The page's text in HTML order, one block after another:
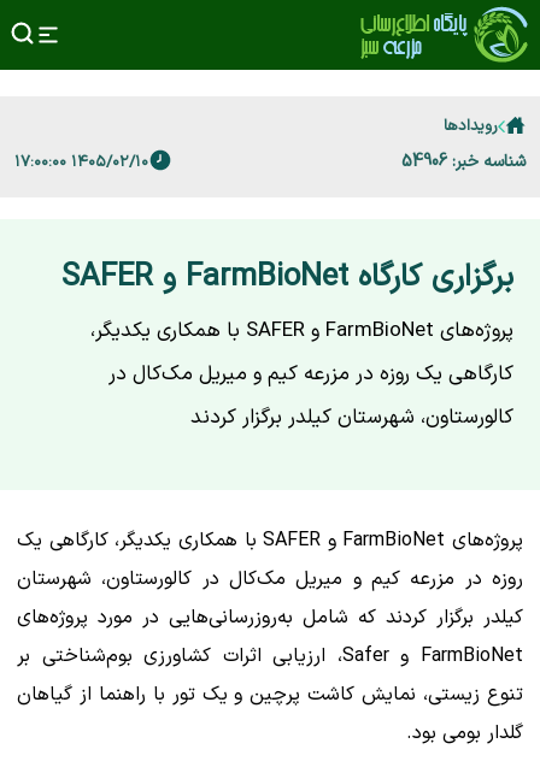
رویدادها
شناسه خبر: 54906 ۱۴۰۵/۰۲/۱۰ ۱۷:۰۰:۰۰
برگزاری کارگاه FarmBioNet و SAFER
پروژه‌های FarmBioNet و SAFER با همکاری یکدیگر،
کارگاهی یک روزه در مزرعه کیم و میریل مک‌کال در
کالورستاون، شهرستان کیلدر برگزار کردند
پروژه‌های FarmBioNet و SAFER با همکاری یکدیگر، کارگاهی یک
روزه در مزرعه کیم و میریل مک‌کال در کالورستاون، شهرستان
کیلدر برگزار کردند که شامل به‌روزرسانی‌هایی در مورد پروژه‌های
FarmBioNet و Safer، ارزیابی اثرات کشاورزی بوم‌شناختی بر
تنوع زیستی، نمایش کاشت پرچین و یک تور با راهنما از گیاهان
گلدار بومی بود.